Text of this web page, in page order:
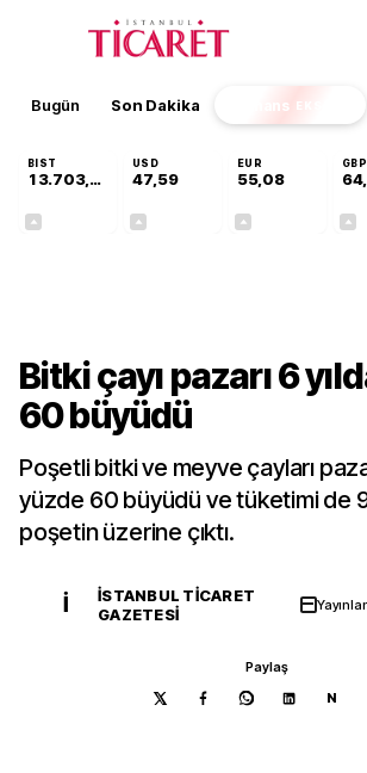
Bugün Son Dakika Finans EKSTRA
BIST
13.703,13
USD
47,59
EUR
55,08
GBP
Bitki çayı pazarı 6
60 büyüdü
Poşetli bitki ve meyve çayları
yüzde 60 büyüdü ve tüketimi de
poşetin üzerine çıktı.
İ
İSTANBUL TICARET
GAZETESI
Paylaş
N